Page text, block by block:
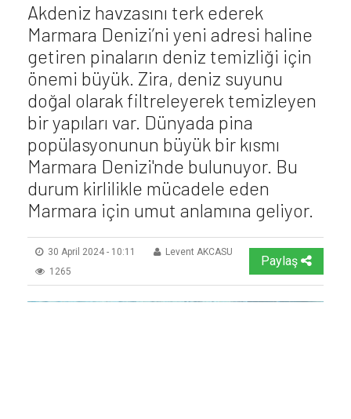
Akdeniz havzasını terk ederek
Marmara Denizi’ni yeni adresi haline
getiren pinaların deniz temizliği için
önemi büyük. Zira, deniz suyunu
doğal olarak filtreleyerek temizleyen
bir yapıları var. Dünyada pina
popülasyonunun büyük bir kısmı
Marmara Denizi'nde bulunuyor. Bu
durum kirlilikle mücadele eden
Marmara için umut anlamına geliyor.
30 April 2024 - 10:11
Levent AKCASU
1265
Paylaş